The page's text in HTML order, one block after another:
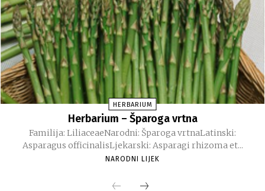
HERBARIUM
Herbarium – Šparoga vrtna
Familija: LiliaceaeNarodni: Šparoga vrtnaLatinski:
Asparagus officinalisLjekarski: Asparagi rhizoma et...
NARODNI LIJEK